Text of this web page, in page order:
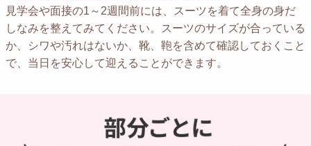
見学会や面接の1～2週間前には、スーツを着て全身の身だ
しなみを整えてみてください。スーツのサイズが合っている
か、シワや汚れはないか、靴、鞄を含めて確認しておくこと
で、当日を安心して迎えることができます。